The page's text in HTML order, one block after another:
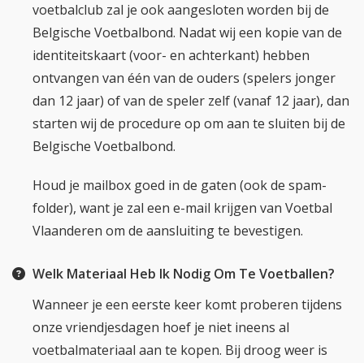
voetbalclub zal je ook aangesloten worden bij de
Belgische Voetbalbond. Nadat wij een kopie van de
identiteitskaart (voor- en achterkant) hebben
ontvangen van één van de ouders (spelers jonger
dan 12 jaar) of van de speler zelf (vanaf 12 jaar), dan
starten wij de procedure op om aan te sluiten bij de
Belgische Voetbalbond.
Houd je mailbox goed in de gaten (ook de spam-
folder), want je zal een e-mail krijgen van Voetbal
Vlaanderen om de aansluiting te bevestigen.
Welk Materiaal Heb Ik Nodig Om Te Voetballen?
Wanneer je een eerste keer komt proberen tijdens
onze vriendjesdagen hoef je niet ineens al
voetbalmateriaal aan te kopen. Bij droog weer is